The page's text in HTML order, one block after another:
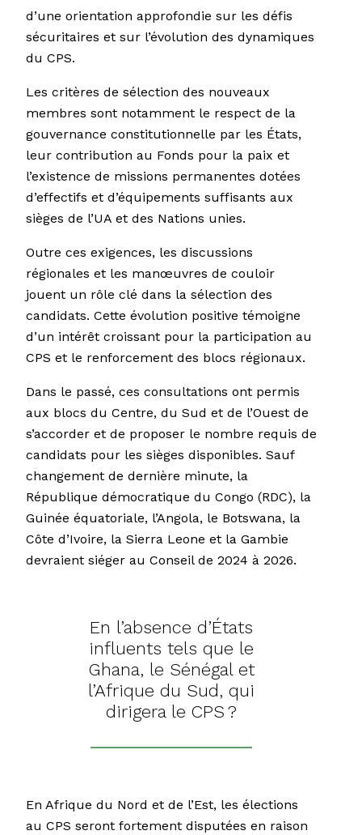
d’une orientation approfondie sur les défis
sécuritaires et sur l’évolution des dynamiques
du CPS.
Les critères de sélection des nouveaux
membres sont notamment le respect de la
gouvernance constitutionnelle par les États,
leur contribution au Fonds pour la paix et
l’existence de missions permanentes dotées
d’effectifs et d’équipements suffisants aux
sièges de l’UA et des Nations unies.
Outre ces exigences, les discussions
régionales et les manœuvres de couloir
jouent un rôle clé dans la sélection des
candidats. Cette évolution positive témoigne
d’un intérêt croissant pour la participation au
CPS et le renforcement des blocs régionaux.
Dans le passé, ces consultations ont permis
aux blocs du Centre, du Sud et de l’Ouest de
s’accorder et de proposer le nombre requis de
candidats pour les sièges disponibles. Sauf
changement de dernière minute, la
République démocratique du Congo (RDC), la
Guinée équatoriale, l’Angola, le Botswana, la
Côte d’Ivoire, la Sierra Leone et la Gambie
devraient siéger au Conseil de 2024 à 2026.
En l’absence d’États
influents tels que le
Ghana, le Sénégal et
l’Afrique du Sud, qui
dirigera le CPS ?
En Afrique du Nord et de l’Est, les élections
au CPS seront fortement disputées en raison